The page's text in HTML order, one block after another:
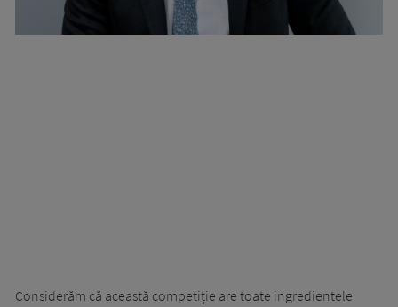
Considerăm că această competiție are toate ingredientele